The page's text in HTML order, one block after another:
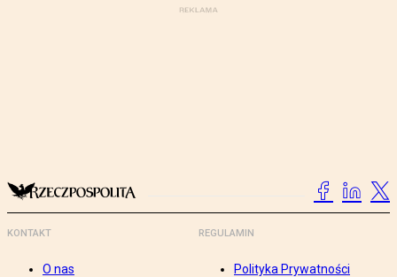
KONTAKT
O nas
REGULAMIN
Polityka Prywatności